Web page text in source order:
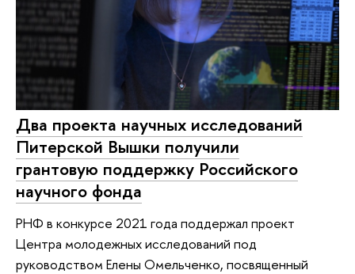
Два проекта научных исследований
Питерской Вышки получили
грантовую поддержку Российского
научного фонда
РНФ в конкурсе 2021 года поддержал проект
Центра молодежных исследований под
руководством Елены Омельченко, посвященный